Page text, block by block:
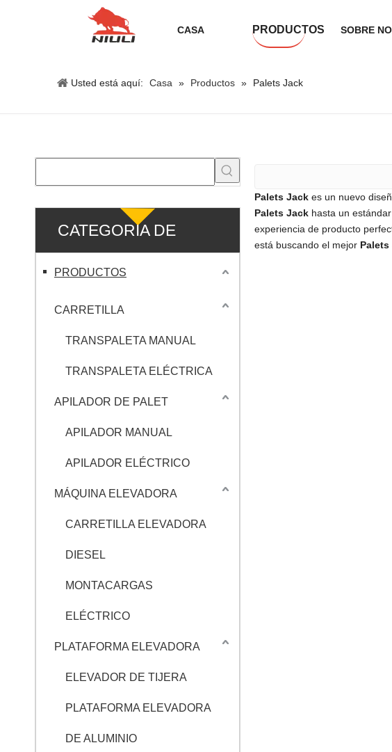
CASA PRODUCTOS SOBRE
Usted está aquí: Casa » Productos » Palets Jack
CATEGORIA DE
PRODUCTO
PRODUCTOS
CARRETILLA
TRANSPALETA MANUAL
TRANSPALETA ELÉCTRICA
APILADOR DE PALET
APILADOR MANUAL
APILADOR ELÉCTRICO
MÁQUINA ELEVADORA
CARRETILLA ELEVADORA
DIESEL
MONTACARGAS
ELÉCTRICO
PLATAFORMA ELEVADORA
ELEVADOR DE TIJERA
PLATAFORMA ELEVADORA
DE ALUMINIO
Palets Jack es un nuevo
Palets Jack hasta un
experiencia de producto
está buscando el mejor Palets